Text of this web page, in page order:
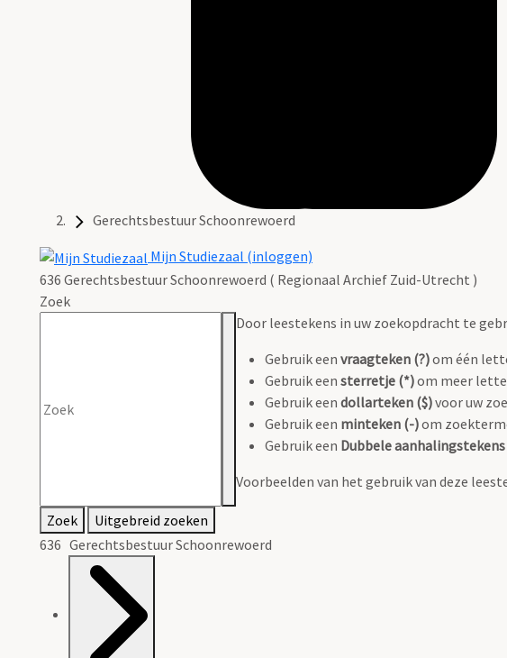
Gerechtsbestuur Schoonrewoerd
Mijn Studiezaal (inloggen)
636 Gerechtsbestuur Schoonrewoerd ( Regionaal Archief Zuid-Utrecht )
Zoek
Door leestekens in uw zoekopdracht te
Gebruik een vraagteken (?)om één
Gebruik een sterretje (*)om meer
Gebruik een dollarteken ($)voor uw
Gebruik een minteken (-)om
Gebruik een Dubbele
Voorbeelden van het gebruik van deze
Zoek
Uitgebreid zoeken
636 Gerechtsbestuur Schoonrewoerd